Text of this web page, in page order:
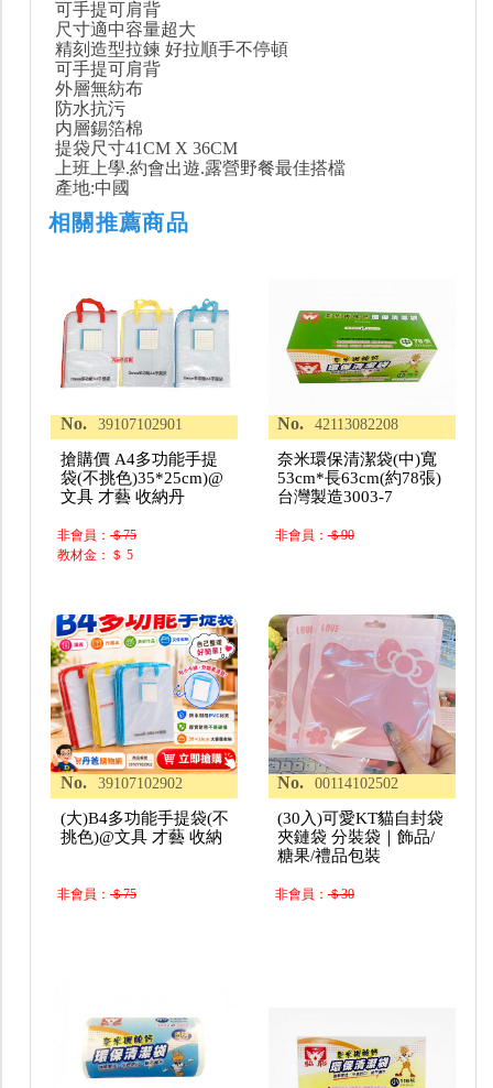
可手提可肩背
尺寸適中容量超大
精刻造型拉鍊 好拉順手不停頓
可手提可肩背
外層無紡布
防水抗污
内層錫箔棉
提袋尺寸41CM X 36CM
上班上學.約會出遊.露營野餐最佳搭檔
產地:中國
相關推薦商品
No. 39107102901
搶購價 A4多功能手提
袋(不挑色)35*25cm)@
文具 才藝 收納丹
非會員：＄75
教材金：＄ 5
No. 42113082208
奈米環保清潔袋(中)寬
53cm*長63cm(約78張)
台灣製造3003-7
非會員：＄90
No. 39107102902
(大)B4多功能手提袋(不
挑色)@文具 才藝 收納
非會員：＄75
No. 00114102502
(30入)可愛KT貓自封袋
夾鏈袋 分裝袋｜飾品/
糖果/禮品包裝
非會員：＄30